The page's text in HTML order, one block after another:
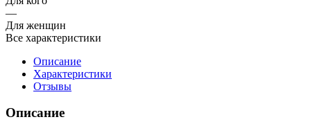
—
Для женщин
Все характеристики
Описание
Характеристики
Отзывы
Описание